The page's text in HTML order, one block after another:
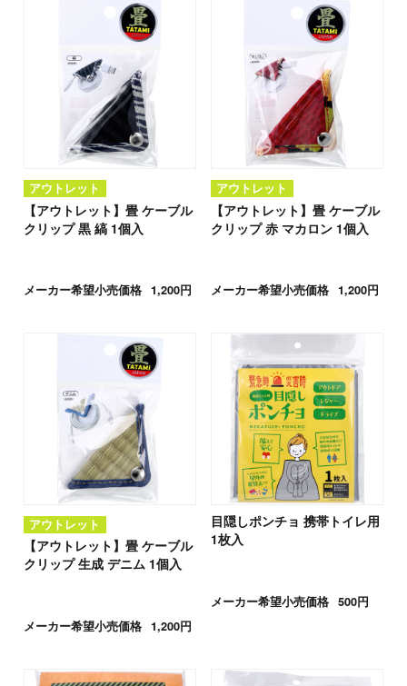
アウトレット
【アウトレット】畳 ケーブル
クリップ 黒 縞 1個入
メーカー希望小売価格 1,200円
アウトレット
【アウトレット】畳 ケーブル
クリップ 赤 マカロン 1個入
メーカー希望小売価格 1,200円
アウトレット
【アウトレット】畳 ケーブル
クリップ 生成 デニム 1個入
メーカー希望小売価格 1,200円
目隠しポンチョ 携帯トイレ用
1枚入
メーカー希望小売価格 500円